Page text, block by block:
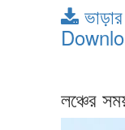
লঞ্চের